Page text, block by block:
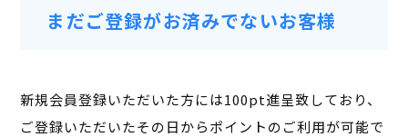
まだご登録がお済みでないお客様
新規会員登録いただいた方には100pt進呈致しており、
ご登録いただいたその日からポイントのご利用が可能で